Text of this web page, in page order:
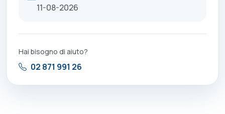
11-08-2026
Hai bisogno di aiuto?
02 871 991 26